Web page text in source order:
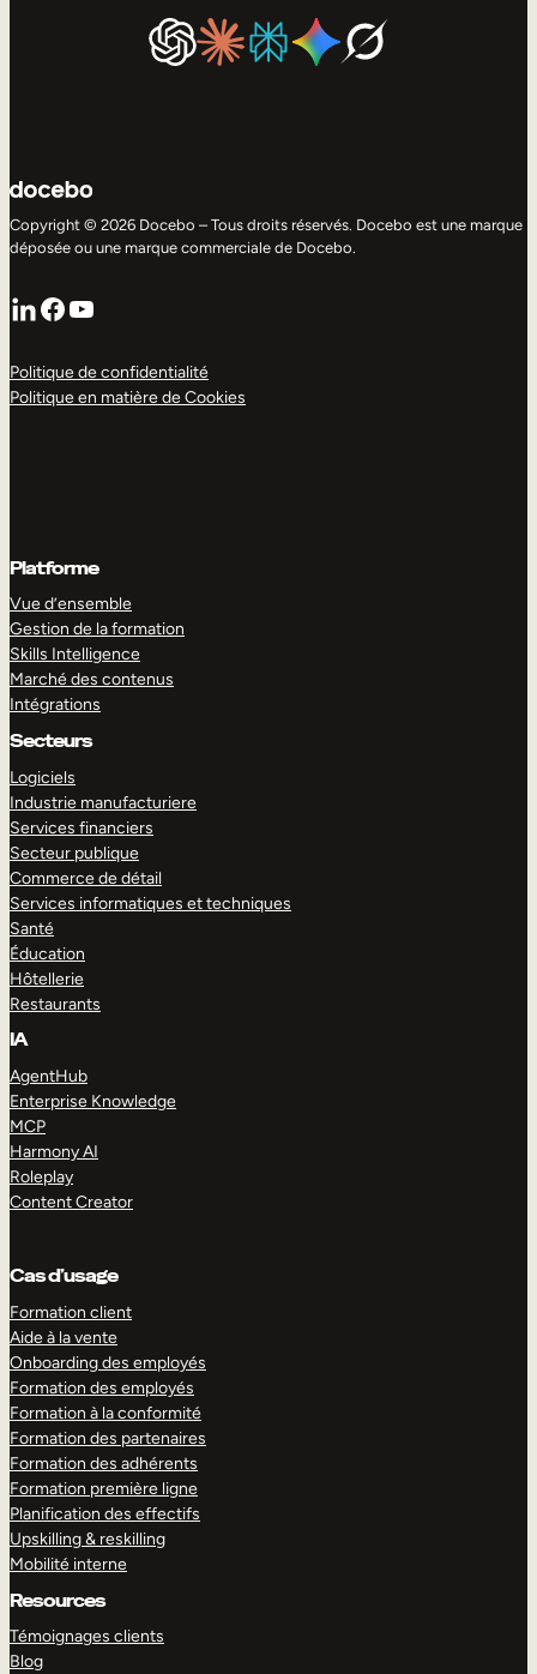
Copyright © 2026 Docebo – Tous droits réservés. Docebo est une marque
déposée ou une marque commerciale de Docebo.
LinkedIn
Facebook
YouTube
Politique de confidentialité
Politique en matière de Cookies
Platforme
Vue d’ensemble
Gestion de la formation
Skills Intelligence
Marché des contenus
Intégrations
Secteurs
Logiciels
Industrie manufacturiere
Services financiers
Secteur publique
Commerce de détail
Services informatiques et techniques
Santé
Éducation
Hôtellerie
Restaurants
IA
AgentHub
Enterprise Knowledge
MCP
Harmony AI
Roleplay
Content Creator
Cas d’usage
Formation client
Aide à la vente
Onboarding des employés
Formation des employés
Formation à la conformité
Formation des partenaires
Formation des adhérents
Formation première ligne
Planification des effectifs
Upskilling & reskilling
Mobilité interne
Resources
Témoignages clients
Blog